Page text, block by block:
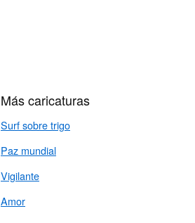
Más caricaturas
Surf sobre trigo
Paz mundial
Vigilante
Amor